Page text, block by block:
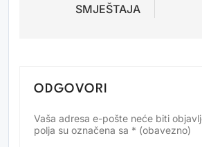
SMJEŠTAJA
ODGOVORI
Vaša adresa e-pošte neće biti
polja su označena sa * (obavezno)
Alternative: